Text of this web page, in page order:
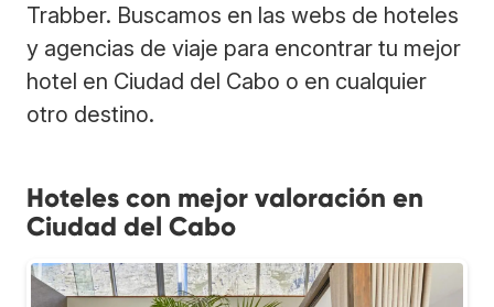
Trabber. Buscamos en las webs de hoteles
y agencias de viaje para encontrar tu mejor
hotel en Ciudad del Cabo o en cualquier
otro destino.
Hoteles con mejor valoración en
Ciudad del Cabo